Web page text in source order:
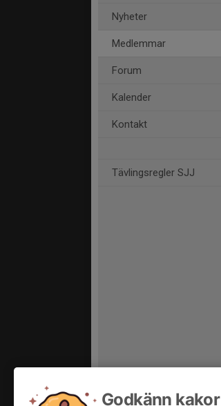
Nyheter
Medlemmar
Forum
Kalender
Kontakt
Tävlingsregler SJJ
Godkänn kakor